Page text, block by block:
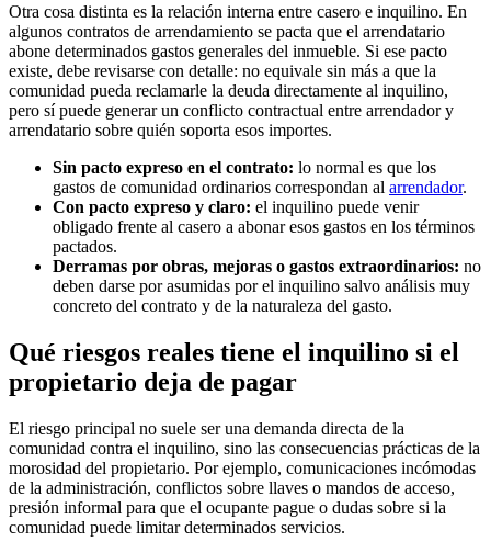
Otra cosa distinta es la relación interna entre casero e inquilino. En
algunos contratos de arrendamiento se pacta que el arrendatario
abone determinados gastos generales del inmueble. Si ese pacto
existe, debe revisarse con detalle: no equivale sin más a que la
comunidad pueda reclamarle la deuda directamente al inquilino,
pero sí puede generar un conflicto contractual entre arrendador y
arrendatario sobre quién soporta esos importes.
Sin pacto expreso en el contrato: lo normal es que los
gastos de comunidad ordinarios correspondan al arrendador.
Con pacto expreso y claro: el inquilino puede venir
obligado frente al casero a abonar esos gastos en los términos
pactados.
Derramas por obras, mejoras o gastos extraordinarios: no
deben darse por asumidas por el inquilino salvo análisis muy
concreto del contrato y de la naturaleza del gasto.
Qué riesgos reales tiene el inquilino si el
propietario deja de pagar
El riesgo principal no suele ser una demanda directa de la
comunidad contra el inquilino, sino las consecuencias prácticas de la
morosidad del propietario. Por ejemplo, comunicaciones incómodas
de la administración, conflictos sobre llaves o mandos de acceso,
presión informal para que el ocupante pague o dudas sobre si la
comunidad puede limitar determinados servicios.